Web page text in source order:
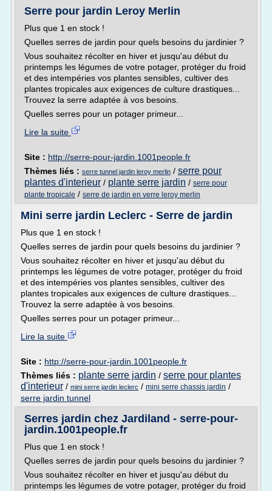
Serre pour jardin Leroy Merlin
Plus que 1 en stock !
Quelles serres de jardin pour quels besoins du jardinier ?
Vous souhaitez récolter en hiver et jusqu'au début du
printemps les légumes de votre potager, protéger du froid
et des intempéries vos plantes sensibles, cultiver des
plantes tropicales aux exigences de culture drastiques...
Trouvez la serre adaptée à vos besoins.
Quelles serres pour un potager primeur...
Lire la suite
Site : http://serre-pour-jardin.1001people.fr
Thèmes liés : serre tunnel jardin leroy merlin / serre pour
plantes d'interieur / plante serre jardin / serre pour
plante tropicale / serre de jardin en verre leroy merlin
Mini serre jardin Leclerc - Serre de jardin
Plus que 1 en stock !
Quelles serres de jardin pour quels besoins du jardinier ?
Vous souhaitez récolter en hiver et jusqu'au début du
printemps les légumes de votre potager, protéger du froid
et des intempéries vos plantes sensibles, cultiver des
plantes tropicales aux exigences de culture drastiques...
Trouvez la serre adaptée à vos besoins.
Quelles serres pour un potager primeur...
Lire la suite
Site : http://serre-pour-jardin.1001people.fr
Thèmes liés : plante serre jardin / serre pour plantes
d'interieur / mini serre jardin leclerc / mini serre chassis jardin /
serre jardin tunnel
Serres jardin chez Jardiland - serre-pour-
jardin.1001people.fr
Plus que 1 en stock !
Quelles serres de jardin pour quels besoins du jardinier ?
Vous souhaitez récolter en hiver et jusqu'au début du
printemps les légumes de votre potager, protéger du froid